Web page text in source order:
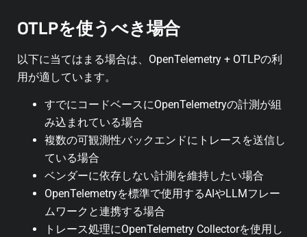
OTLPを使うべき場合
以下に当てはまる場合は、OpenTelemetry + OTLPの利
用が適しています。
すでにコードベースにOpenTelemetryの計測が組
み込まれている場合
複数の可観測性バックエンドにトレースを送信し
ている場合
ベンダーに依存しない計測を維持したい場合
OpenTelemetryを標準で使用するAIやLLMフレー
ムワークと連携する場合
トレース処理にOpenTelemetry Collectorを使用し